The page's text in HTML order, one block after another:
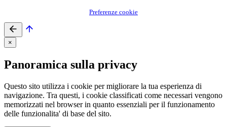
Preferenze cookie
×
Panoramica sulla privacy
Questo sito utilizza i cookie per migliorare la tua esperienza di
navigazione. Tra questi, i cookie classificati come necessari vengono
memorizzati nel browser in quanto essenziali per il funzionamento
delle funzionalita' di base del sito.